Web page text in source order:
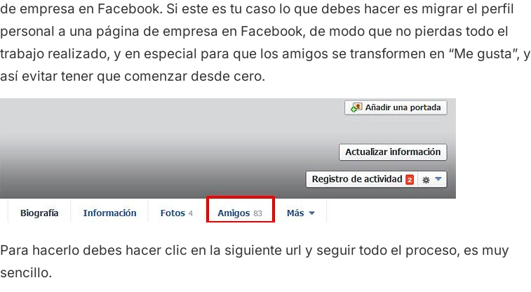
de empresa en Facebook. Si este es tu caso lo que debes hacer es migrar el perfil
personal a una página de empresa en Facebook, de modo que no pierdas todo el
trabajo realizado, y en especial para que los amigos se transformen en “Me gusta”, y
así evitar tener que comenzar desde cero.
Para hacerlo debes hacer clic en la siguiente url y seguir todo el proceso, es muy
sencillo.